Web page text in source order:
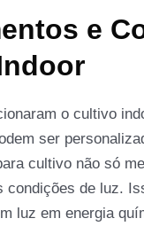
e
o cultivo
ser
cultivo não só
condições de luz.
luz em energia